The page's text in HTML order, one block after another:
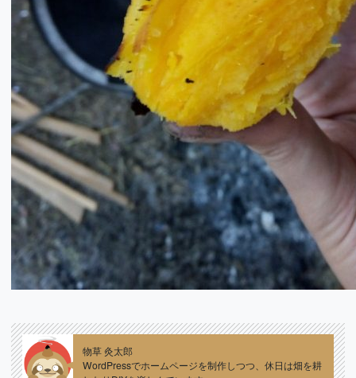
物草 灸太郎
WordPressでホームページを制作しつつ、休日は畑を耕